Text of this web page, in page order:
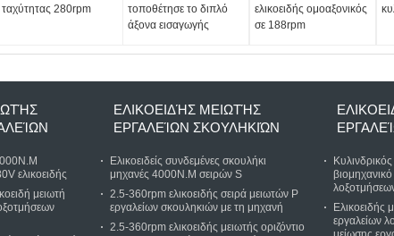
ταχύτητας 280rpm
τοποθέτησε το διπλό
άξονα εισαγωγής
ελικοειδής ομοαξονικός
σε 188rpm
ελικοειδής
μειωτή
ΕΛΙΚΟΕΙΔΉΣ ΜΕΙΩΤΉΣ
ΕΡΓΑΛΕΊΩΝ ΣΚΟΥΛΗΚΙΏΝ
Ελικοειδείς συνδεμένες σκουλήκι
μηχανές 4000N.M σειρών S
2.5-360rpm ελικοειδής σειρά μειωτών Ρ
εργαλείων σκουληκιών με τη μηχανή
2.5-360rpm ελικοειδής μειωτής οριζόντιο
Ελικοειδής
εργαλείων